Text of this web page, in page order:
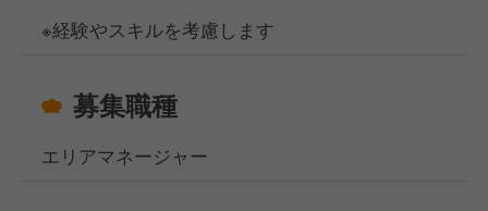
※経験やスキルを考慮します
募集職種
エリアマネージャー